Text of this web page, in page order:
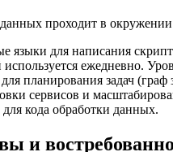
проходит в окружении
языки для написания
ежедневно.
планирования задач
сервисов и
кода обработки данных.
и